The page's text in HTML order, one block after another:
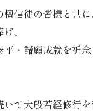
檀信徒の皆様と共
、
・諸願成就を祈念
いて大般若経修行を